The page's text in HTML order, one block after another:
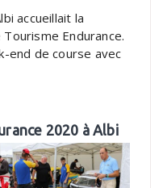
accueillait la
Endurance.
end de course avec
2020 à Albi